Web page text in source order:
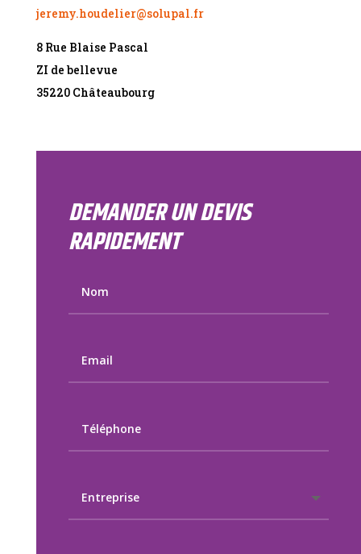
jeremy.houdelier@solupal.fr
8 Rue Blaise Pascal
ZI de bellevue
35220 Châteaubourg
DEMANDER UN DEVIS
RAPIDEMENT